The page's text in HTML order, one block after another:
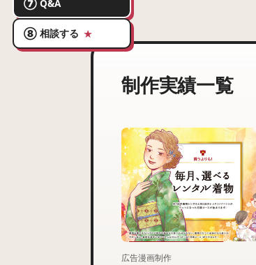
⑦ Q&A
⑧ 相談する ★
制作実績一覧
広告漫画制作